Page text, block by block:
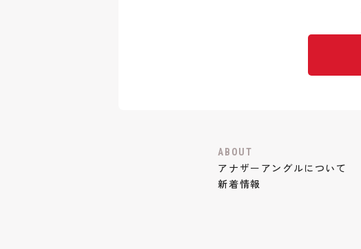
ABOUT
アナザーアングルについて
新着情報